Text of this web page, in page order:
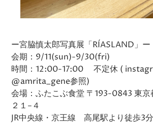
ー宮脇慎太郎写真展「RÍASLAND」ー
会期：9/11(sun)-9/30(fri)
時間：12:00-17:00 不定休 (
@amrita_gene参照)
会場：ふたこぶ食堂 〒193-0843 東京
２１−４
JR中央線・京王線 高尾駅より徒歩3分